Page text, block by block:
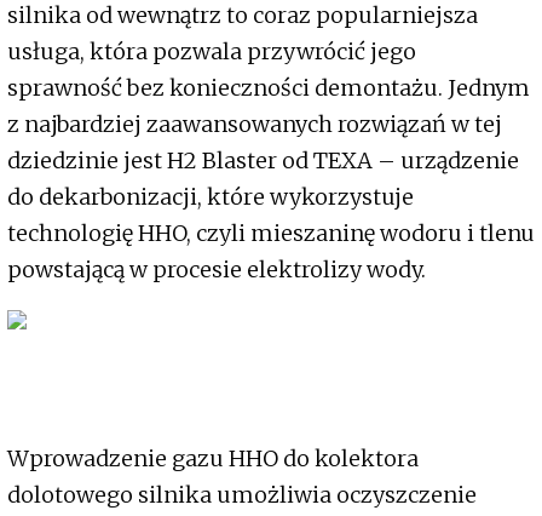
silnika od wewnątrz to coraz popularniejsza
usługa, która pozwala przywrócić jego
sprawność bez konieczności demontażu. Jednym
z najbardziej zaawansowanych rozwiązań w tej
dziedzinie jest H2 Blaster od TEXA – urządzenie
do dekarbonizacji, które wykorzystuje
technologię HHO, czyli mieszaninę wodoru i tlenu
powstającą w procesie elektrolizy wody.
Wprowadzenie gazu HHO do kolektora
dolotowego silnika umożliwia oczyszczenie